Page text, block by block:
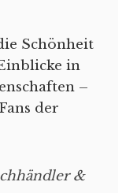
Schönheit
in
–
der
&